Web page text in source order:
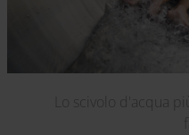
Lo scivolo d'acqua